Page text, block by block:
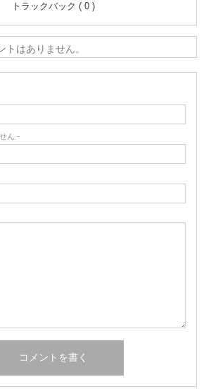
トラックバック ( 0 )
トはありません。
ん -